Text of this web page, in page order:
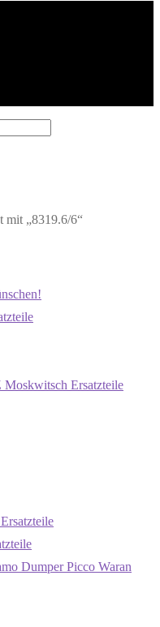
mit „8319.6/6“
Ersatzteile
Dumper Picco Waran